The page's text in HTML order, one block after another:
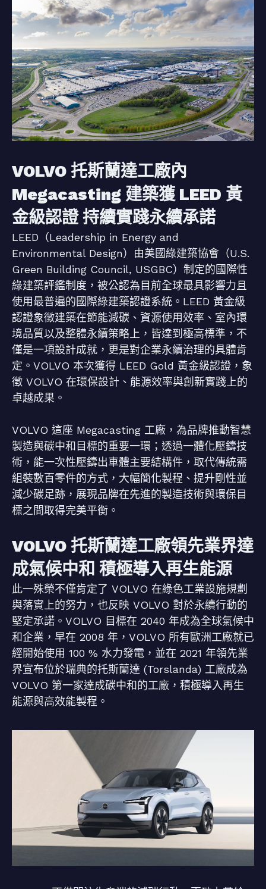
VOLVO 托斯蘭達工廠內
Megacasting 建築獲 LEED 黃
金級認證 持續實踐永續承諾
LEED（Leadership in Energy and
Environmental Design）由美國綠建築協會（U.S.
Green Building Council, USGBC）制定的國際性
綠建築評鑑制度，被公認為目前全球最具影響力且
使用最普遍的國際綠建築認證系統。LEED 黃金級
認證象徵建築在節能減碳、資源使用效率、室內環
境品質以及整體永續策略上，皆達到極高標準，不
僅是一項設計成就，更是對企業永續治理的具體肯
定。VOLVO 本次獲得 LEED Gold 黃金級認證，象
徵 VOLVO 在環保設計、能源效率與創新實踐上的
卓越成果。
VOLVO 這座 Megacasting 工廠，為品牌推動智慧
製造與碳中和目標的重要一環；透過一體化壓鑄技
術，能一次性壓鑄出車體主要結構件，取代傳統需
組裝數百零件的方式，大幅簡化製程、提升剛性並
減少碳足跡，展現品牌在先進的製造技術與環保目
標之間取得完美平衡。
VOLVO 托斯蘭達工廠領先業界達
成氣候中和 積極導入再生能源
此一殊榮不僅肯定了 VOLVO 在綠色工業設施規劃
與落實上的努力，也反映 VOLVO 對於永續行動的
堅定承諾。VOLVO 目標在 2040 年成為全球氣候中
和企業，早在 2008 年，VOLVO 所有歐洲工廠就已
經開始使用 100 % 水力發電，並在 2021 年領先業
界宣布位於瑞典的托斯蘭達 (Torslanda) 工廠成為
VOLVO 第一家達成碳中和的工廠，積極導入再生
能源與高效能製程。